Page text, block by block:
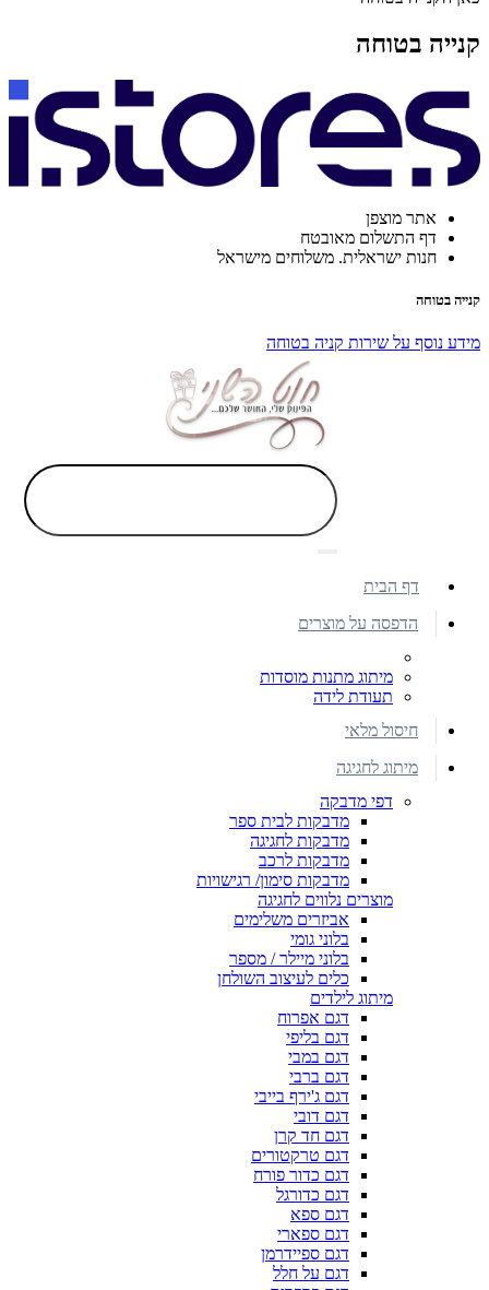
קנייה בטוחה
אתר מוצפן
דף התשלום מאובטח
חנות ישראלית. משלוחים מישראל
קנייה בטוחה
מידע נוסף על שירות קניה בטוחה
דף הבית
הדפסה על מוצרים
מיתוג מתנות מוסדות
תעודת לידה
חיסול מלאי
מיתוג לחגיגה
דפי מדבקה
מדבקות לבית ספר
מדבקות לחגיגה
מדבקות לרכב
מדבקות סימון/ רגישויות
מוצרים נלווים לחגיגה
אביזרים משלימים
בלוני גומי
בלוני מיילר / מספר
כלים לעיצוב השולחן
מיתוג לילדים
דגם אפרוח
דגם בליפי
דגם במבי
דגם ברבי
דגם ג'ירף בייבי
דגם דובי
דגם חד קרן
דגם טרקטורים
דגם כדור פורח
דגם כדורגל
דגם ספא
דגם ספארי
דגם ספיידרמן
דגם על חלל